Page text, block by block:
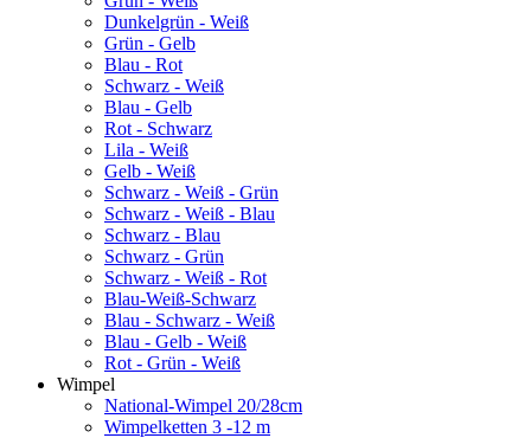
Dunkelgrün - Weiß
Grün - Gelb
Blau - Rot
Schwarz - Weiß
Blau - Gelb
Rot - Schwarz
Lila - Weiß
Gelb - Weiß
Schwarz - Weiß - Grün
Schwarz - Weiß - Blau
Schwarz - Blau
Schwarz - Grün
Schwarz - Weiß - Rot
Blau-Weiß-Schwarz
Blau - Schwarz - Weiß
Blau - Gelb - Weiß
Rot - Grün - Weiß
Wimpel
National-Wimpel 20/28cm
Wimpelketten 3 -12 m